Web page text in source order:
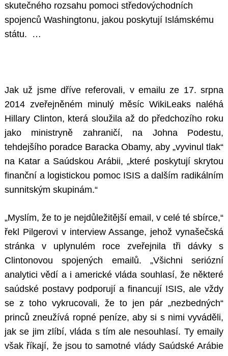
skutečného rozsahu pomoci středovýchodních
spojenců Washingtonu, jakou poskytují Islámskému
státu. …
Jak už jsme dříve referovali, v emailu ze 17. srpna
2014 zveřejněném minulý měsíc WikiLeaks naléhá
Hillary Clinton, která sloužila až do předchozího roku
jako ministryně zahraničí, na Johna Podestu,
tehdejšího poradce Baracka Obamy, aby „vyvinul tlak“
na Katar a Saúdskou Arábii, „které poskytují skrytou
finanční a logistickou pomoc ISIS a dalším radikálním
sunnitským skupinám.“
„Myslím, že to je nejdůležitější email, v celé té sbírce,“
řekl Pilgerovi v interview Assange, jehož vynašečská
stránka v uplynulém roce zveřejnila tři dávky s
Clintonovou spojených emailů. „Všichni seriózní
analytici vědí a i americké vláda souhlasí, že některé
saúdské postavy podporují a financují ISIS, ale vždy
se z toho vykrucovali, že to jen pár „nezbedných“
princů zneužívá ropné peníze, aby si s nimi vyváděli,
jak se jim zlíbí, vláda s tím ale nesouhlasí. Ty emaily
však říkají, že jsou to samotné vlády Saúdské Arábie